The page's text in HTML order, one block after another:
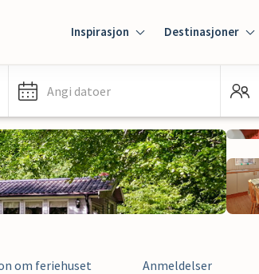
Inspirasjon Destinasjoner
Angi datoer
om feriehuset Anmeldelser